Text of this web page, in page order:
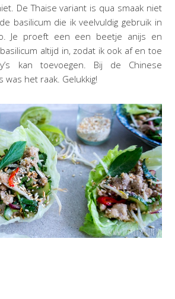
De Thaise variant is qua smaak niet
basilicum die ik veelvuldig gebruik in
Je proeft een een beetje anijs en
altijd in, zodat ik ook af en toe
kan toevoegen. Bij de Chinese
het raak. Gelukkig!